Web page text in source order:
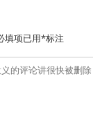
填项已用*标注